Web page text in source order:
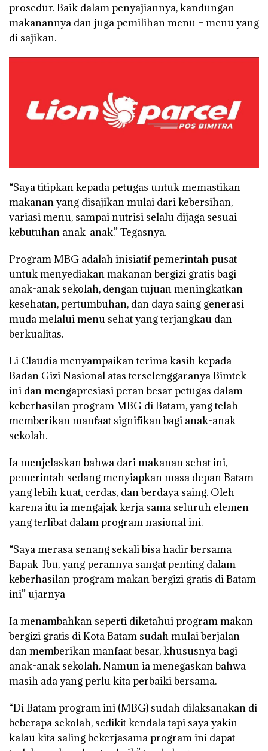
prosedur. Baik dalam penyajiannya, kandungan
makanannya dan juga pemilihan menu – menu yang
di sajikan.
“Saya titipkan kepada petugas untuk memastikan
makanan yang disajikan mulai dari kebersihan,
variasi menu, sampai nutrisi selalu dijaga sesuai
kebutuhan anak-anak.” Tegasnya.
Program MBG adalah inisiatif pemerintah pusat
untuk menyediakan makanan bergizi gratis bagi
anak-anak sekolah, dengan tujuan meningkatkan
kesehatan, pertumbuhan, dan daya saing generasi
muda melalui menu sehat yang terjangkau dan
berkualitas.
Li Claudia menyampaikan terima kasih kepada
Badan Gizi Nasional atas terselenggaranya Bimtek
ini dan mengapresiasi peran besar petugas dalam
keberhasilan program MBG di Batam, yang telah
memberikan manfaat signifikan bagi anak-anak
sekolah.
Ia menjelaskan bahwa dari makanan sehat ini,
pemerintah sedang menyiapkan masa depan Batam
yang lebih kuat, cerdas, dan berdaya saing. Oleh
karena itu ia mengajak kerja sama seluruh elemen
yang terlibat dalam program nasional ini.
“Saya merasa senang sekali bisa hadir bersama
Bapak-Ibu, yang perannya sangat penting dalam
keberhasilan program makan bergizi gratis di Batam
ini” ujarnya
Ia menambahkan seperti diketahui program makan
bergizi gratis di Kota Batam sudah mulai berjalan
dan memberikan manfaat besar, khususnya bagi
anak-anak sekolah. Namun ia menegaskan bahwa
masih ada yang perlu kita perbaiki bersama.
“Di Batam program ini (MBG) sudah dilaksanakan di
beberapa sekolah, sedikit kendala tapi saya yakin
kalau kita saling bekerjasama program ini dapat